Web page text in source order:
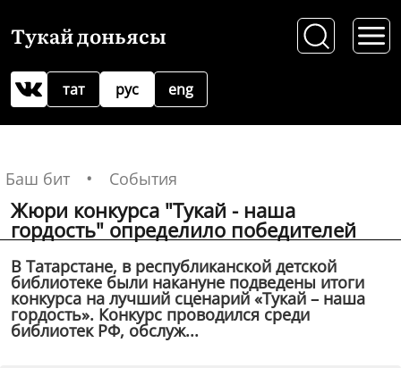
Тукай доньясы
рус
тат eng
Баш бит События
Жюри конкурса "Тукай - наша
гордость" определило победителей
В Татарстане, в республиканской детской
библиотеке были накануне подведены итоги
конкурса на лучший сценарий «Тукай – наша
гордость». Конкурс проводился среди
библиотек РФ, обслуж...